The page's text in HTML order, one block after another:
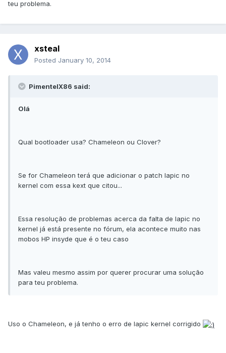
teu problema.
xsteal
Posted January 10, 2014
PimentelX86 said:
Olá
Qual bootloader usa? Chameleon ou Clover?
Se for Chameleon terá que adicionar o patch lapic no
kernel com essa kext que citou...
Essa resolução de problemas acerca da falta de lapic no
kernel já está presente no fórum, ela acontece muito nas
mobos HP insyde que é o teu caso
Mas valeu mesmo assim por querer procurar uma solução
para teu problema.
Uso o Chameleon, e já tenho o erro de lapic kernel corrigido